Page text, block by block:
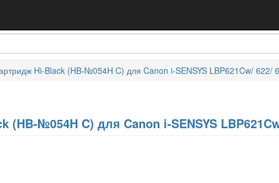
Hi-Black (HB-№054H C) для Canon i-SENSYS LBP621Cw/ 622/
(HB-№054H C) для Canon i-SENSYS